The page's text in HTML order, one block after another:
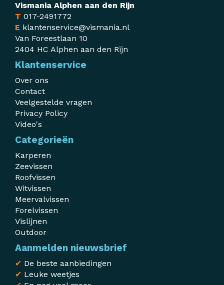
Vismania Alphen aan den Rijn
T 017-2491772
E klantenservice@vismania.nl
Van Foreestlaan 10
2404 HC Alphen aan den Rijn
Klantenservice
Over ons
Contact
Veelgestelde vragen
Privacy Policy
Video's
Categorieën
Karperen
Zeevissen
Roofvissen
Witvissen
Meervalvissen
Forelvissen
Vislijnen
Outdoor
Aanmelden nieuwsbrief
✔ De beste aanbiedingen
✔ Leuke weetjes